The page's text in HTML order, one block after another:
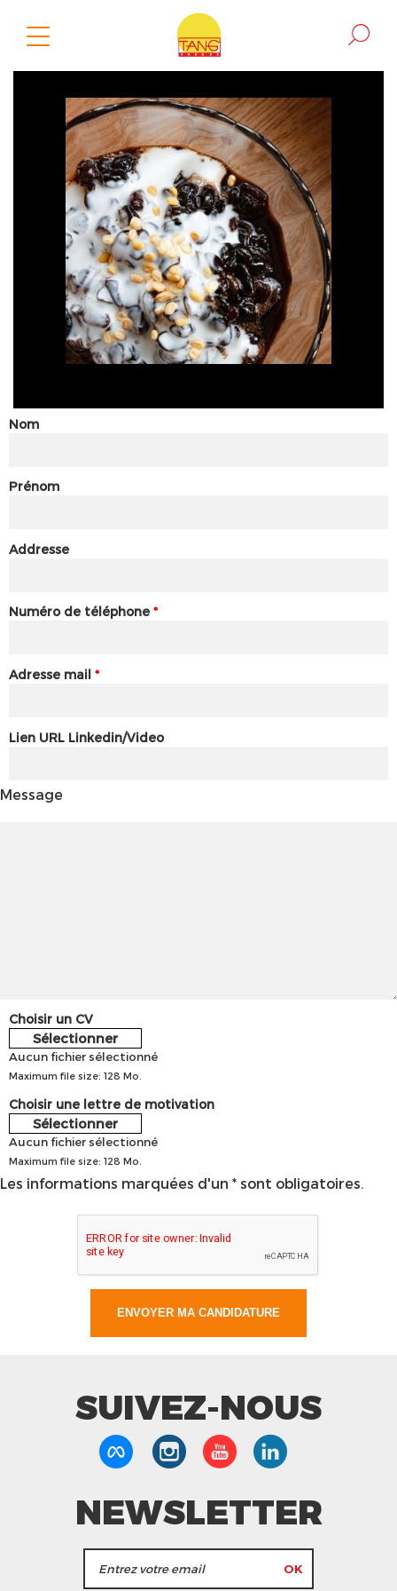
Nom
Prénom
Addresse
Numéro de téléphone *
Adresse mail *
Lien URL Linkedin/Video
Message
Choisir un CV
Sélectionner
Aucun fichier sélectionné
Maximum file size: 128 Mo.
Choisir une lettre de motivation
Sélectionner
Aucun fichier sélectionné
Maximum file size: 128 Mo.
Les informations marquées d'un * sont obligatoires.
SUIVEZ-NOUS
NEWSLETTER